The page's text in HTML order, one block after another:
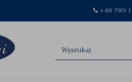
+48 789